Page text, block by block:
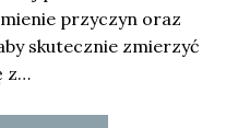
przyczyn oraz
skutecznie zmierzyć
z…